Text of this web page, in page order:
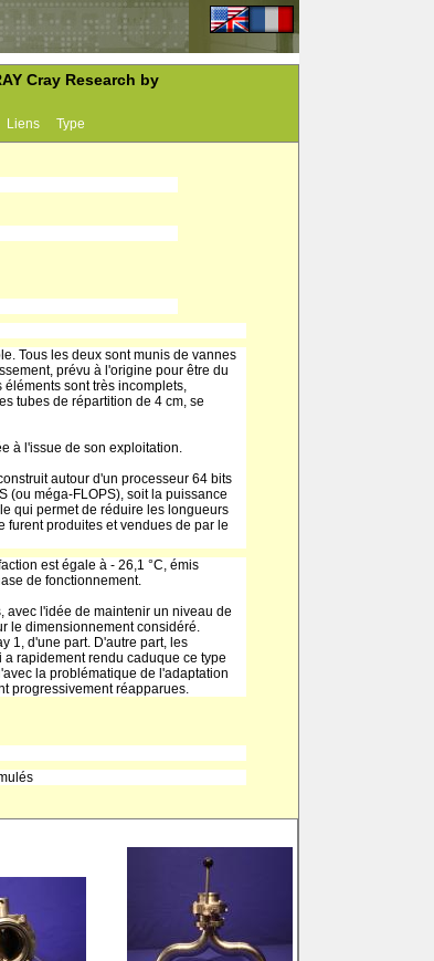
Cray Research by
Liens Type
Tous les deux sont munis de vannes
prévu à l'origine pour être du
sont très incomplets,
tubes de répartition de 4 cm, se
à l'issue de son exploitation.
autour d'un processeur 64 bits
(ou méga-FLOPS), soit la puissance
qui permet de réduire les longueurs
furent produites et vendues de par le
est égale à - 26,1 °C, émis
de fonctionnement.
avec l'idée de maintenir un niveau de
le dimensionnement considéré.
1, d'une part. D'autre part, les
rapidement rendu caduque ce type
la problématique de l'adaptation
progressivement réapparues.